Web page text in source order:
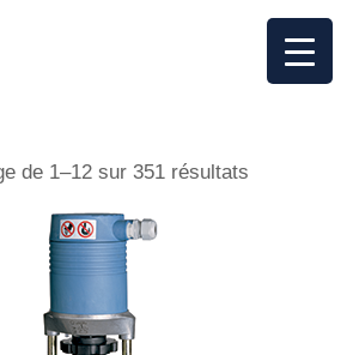
de 1–12 sur 351 résultats